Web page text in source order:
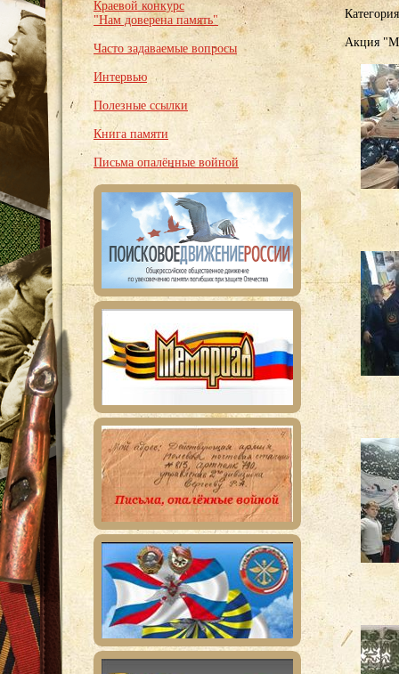
Краевой конкурс
"Нам доверена память"
Часто задаваемые вопросы
Интервью
Полезные ссылки
Книга памяти
Письма опалённые войной
Акция